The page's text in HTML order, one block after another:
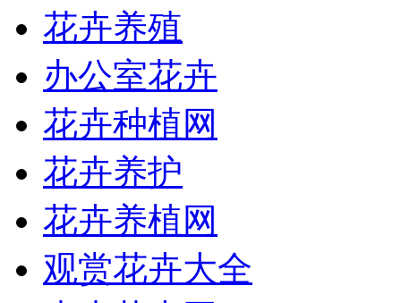
花卉养殖
办公室花卉
花卉种植网
花卉养护
花卉养植网
观赏花卉大全